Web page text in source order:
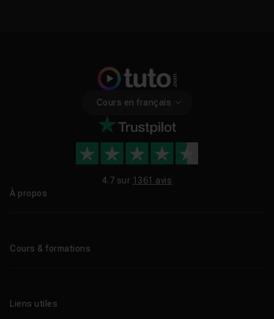
Tutos CAO gratuits
Formation A à Z CAOCours en français
4.7 sur 1361 avis
À propos
Cours & formations
Formations certifiantes
Liens utiles